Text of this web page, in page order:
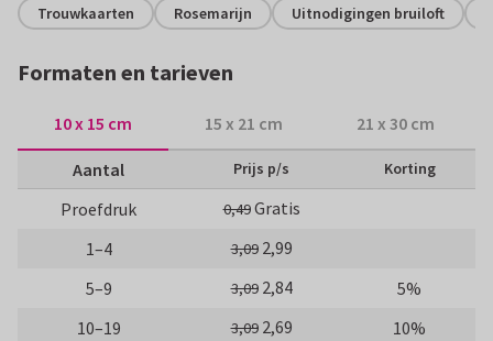
Trouwkaarten Rosemarijn Uitnodigingen bruiloft
Formaten en tarieven
10 x 15 cm 15 x 21 cm 21 x 30 cm
Aantal Prijs p/s Korting
Proefdruk 0,49Gratis
1–4
3,09 2,99
5–9
3,09 2,84
5%
10–19
3,09 2,69
10%